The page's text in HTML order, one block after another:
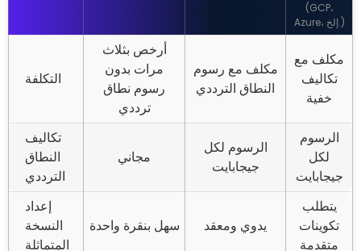
(GCP،
Azure، إلخ.)
التكلفة
أرخص بثلاث
مرات بدون
رسوم نطاق
ترددي
مكلف مع رسوم
النطاق الترددي
مكلف مع
تكاليف
خفية
تكاليف
النطاق
الترددي
مجاني
الرسوم لكل
جيجابايت
الرسوم
لكل
جيجابايت
إعداد
النسخة
المتماثلة
سهل بنقرة واحدة يدوي ومعقد
يتطلب
تكوينات
متقدمة